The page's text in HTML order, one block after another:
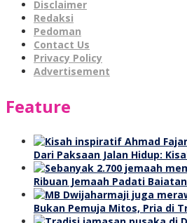
Disclaimer
Redaksi
Pedoman
Contact Us
Privacy Policy
Advertisement
Feature
Dari Paksaan Jalan Hidup:
Ribuan Jemaah Padati
Bukan Pemuja Mitos, Pria di